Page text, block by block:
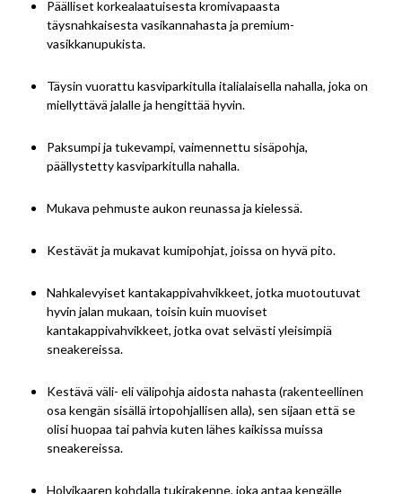
Päälliset korkealaatuisesta kromivapaasta
täysnahkaisesta vasikannahasta ja premium-
vasikkanupukista.
Täysin vuorattu kasviparkitulla italialaisella nahalla, joka on
miellyttävä jalalle ja hengittää hyvin.
Paksumpi ja tukevampi, vaimennettu sisäpohja,
päällystetty kasviparkitulla nahalla.
Mukava pehmuste aukon reunassa ja kielessä.
Kestävät ja mukavat kumipohjat, joissa on hyvä pito.
Nahkalevyiset kantakappivahvikkeet, jotka muotoutuvat
hyvin jalan mukaan, toisin kuin muoviset
kantakappivahvikkeet, jotka ovat selvästi yleisimpiä
sneakereissa.
Kestävä väli- eli välipohja aidosta nahasta (rakenteellinen
osa kengän sisällä irtopohjallisen alla), sen sijaan että se
olisi huopaa tai pahvia kuten lähes kaikissa muissa
sneakereissa.
Holvikaaren kohdalla tukirakenne, joka antaa kengälle